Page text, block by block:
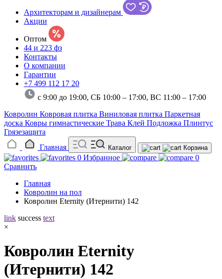
Архитекторам и дизайнерам
Акции
Оптом
44 и 223 фз
Контакты
О компании
Гарантии
+7 499 112 17 20
с 9:00 до 19:00, СБ 10:00 – 17:00, ВС 11:00 – 17:00
Ковролин Ковровая плитка Виниловая плитка Паркетная
доска Ковры гимнастические Трава Клей Подложка Плинтус
Грязезащита
Главная
Каталог Корзина
0 Избранное
0
Сравнить
Главная
Ковролин на пол
Ковролин Eternity (Итернити) 142
link success text
×
Ковролин Eternity
(Итернити) 142